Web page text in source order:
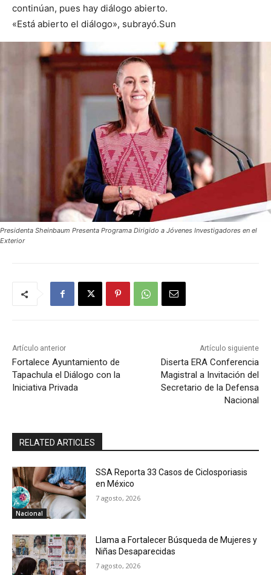
continúan, pues hay diálogo abierto.
«Está abierto el diálogo», subrayó.Sun
Presidenta Sheinbaum Presenta Programa Dirigido a Jóvenes Investigadores en el
Exterior
Artículo anterior
Fortalece Ayuntamiento de
Tapachula el Diálogo con la
Iniciativa Privada
Artículo siguiente
Diserta ERA Conferencia
Magistral a Invitación del
Secretario de la Defensa
Nacional
RELATED ARTICLES
Nacional
SSA Reporta 33 Casos de Ciclosporiasis
en México
7 agosto, 2026
Llama a Fortalecer Búsqueda de Mujeres y
Niñas Desaparecidas
7 agosto, 2026